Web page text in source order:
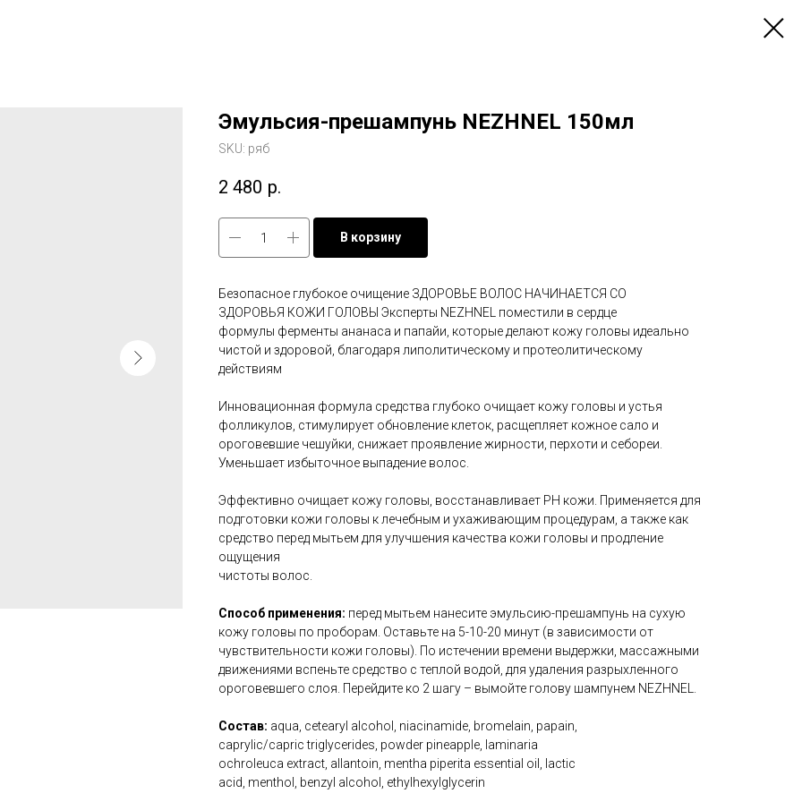
Эмульсия-прешампунь NEZHNEL 150мл
SKU: ряб
2 480 р.
В корзину
Безопасное глубокое очищение ЗДОРОВЬЕ ВОЛОС НАЧИНАЕТСЯ СО
ЗДОРОВЬЯ КОЖИ ГОЛОВЫ Эксперты NEZHNEL поместили в сердце
формулы ферменты ананаса и папайи, которые делают кожу головы идеально
чистой и здоровой, благодаря липолитическому и протеолитическому
действиям
Инновационная формула средства глубоко очищает кожу головы и устья
фолликулов, стимулирует обновление клеток, расщепляет кожное сало и
ороговевшие чешуйки, снижает проявление жирности, перхоти и себореи.
Уменьшает избыточное выпадение волос.
Эффективно очищает кожу головы, восстанавливает РН кожи. Применяется для
подготовки кожи головы к лечебным и ухаживающим процедурам, а также как
средство перед мытьем для улучшения качества кожи головы и продление
ощущения
чистоты волос.
Способ применения: перед мытьем нанесите эмульсию-прешампунь на сухую
кожу головы по проборам. Оставьте на 5-10-20 минут (в зависимости от
чувствительности кожи головы). По истечении времени выдержки, массажными
движениями вспеньте средство с теплой водой, для удаления разрыхленного
ороговевшего слоя. Перейдите ко 2 шагу – вымойте голову шампунем NEZHNEL.
Состав: aqua, cetearyl alcohol, niacinamide, bromelain, papain,
caprylic/capric triglycerides, powder pineapple, laminaria
ochroleuca extract, allantoin, mentha piperita essential oil, lactic
acid, menthol, benzyl alcohol, ethylhexylglycerin